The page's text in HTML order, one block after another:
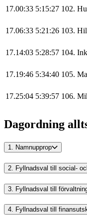
17.00:33 5:15:27 102.
17.06:33 5:21:26 103.
17.14:03 5:28:57 104.
17.19:46 5:34:40 105.
17.25:04 5:39:57 106.
Dagordning
1. Namnupprop
2. Fyllnadsval till social-
3. Fyllnadsval till
4. Fyllnadsval till